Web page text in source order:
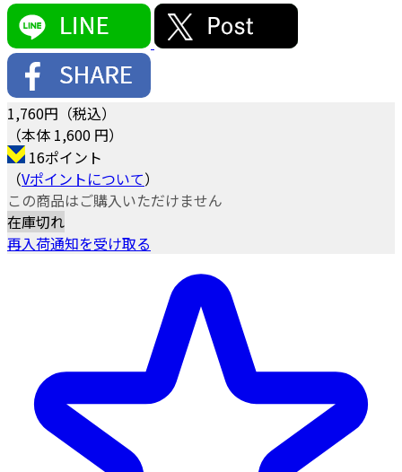
1,760円（税込）
（本体 1,600 円）
16ポイント
（Vポイントについて）
この商品はご購入いただけません
在庫切れ
再入荷通知を受け取る